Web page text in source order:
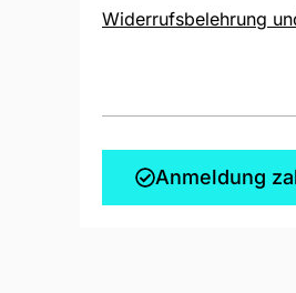
Widerrufsbelehrung
Anmeldung